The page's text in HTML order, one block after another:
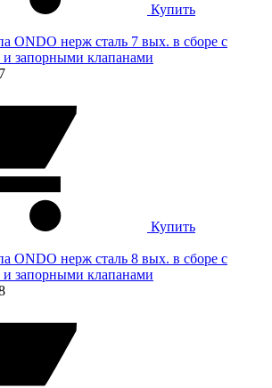
Купить
ONDO нерж сталь 7 вых. в сборе с
и запорными клапанами
Купить
ONDO нерж сталь 8 вых. в сборе с
и запорными клапанами